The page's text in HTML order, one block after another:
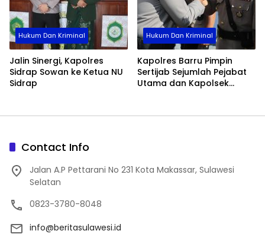
Hukum Dan Kriminal
Jalin Sinergi, Kapolres
Sidrap Sowan ke Ketua NU
Sidrap
Hukum Dan Kriminal
Kapolres Barru Pimpin
Sertijab Sejumlah Pejabat
Utama dan Kapolsek
Contact Info
Jalan A.P Pettarani No 231 Kota Makassar, Sulawesi
Selatan
0823-3780-8048
info@beritasulawesi.id